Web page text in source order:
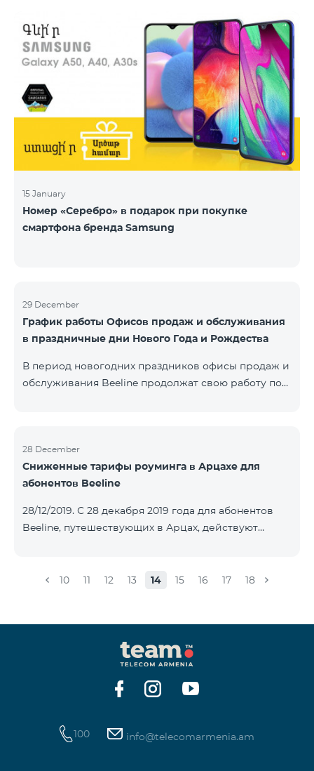
образовательная инициатива, цель которой –
помочь молодым людям из регионов раскрыть
свои предпринимательские способности и
повысить их социальную ответственность. Клубы
задействованы в ряде армянских общин: в
Апаране, Аштараке, Егварде, приграничных Коти,
Айгеховите, и уже в Гаваре. Гаварский кл
15 January
Номер «Серебро» в подарок при покупке
смартфона бренда Samsung
29 December
График работы Офисов продаж и обслуживания
в праздничные дни Нового Года и Рождества
В период новогодних праздников офисы продаж и
обслуживания Beeline продолжат свою работу по
2020 года.
28 December
Сниженные тарифы роуминга в Арцахе для
абонентов Beeline
28/12/2019. С 28 декабря 2019 года для абонентов
Beeline, путешествующих в Арцах, действуют
местных звонков в Арцахе - 29 драм/мин, 1 МБ
тарифов в Арцахе будет нести продолжительный
характер тарифов роуминга в Арцахе согласно
Меморандому, подписанному между
Государственной комиссией по регулированию
10 11 12 13 14 15 16 17 18
100 info@telecomarmenia.am